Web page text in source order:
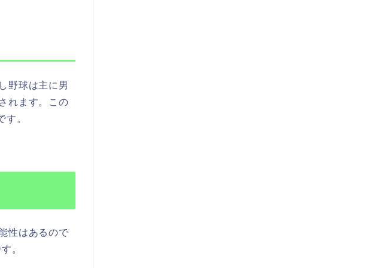
野球は主に男
れます。この
。
性はあるので
。